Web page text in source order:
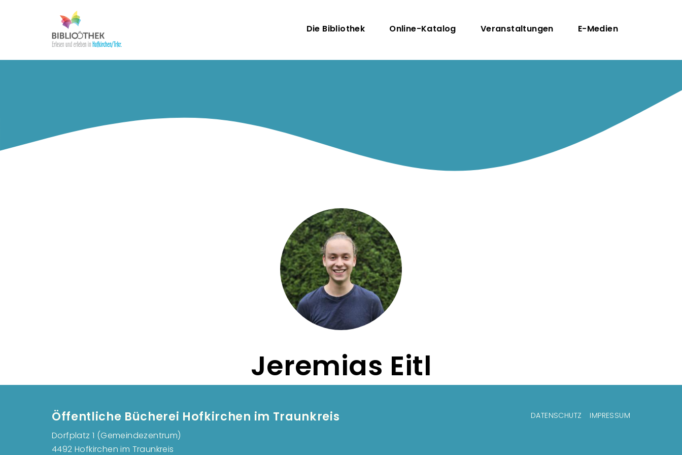
Hauptnavigation
Die Bibliothek Online-Katalog Veranstaltungen E-Medien
Jeremias Eitl
Öffentliche Bücherei Hofkirchen im Traunkreis
Dorfplatz 1 (Gemeindezentrum)
4492 Hofkirchen im Traunkreis
DATENSCHUTZ IMPRESSUM